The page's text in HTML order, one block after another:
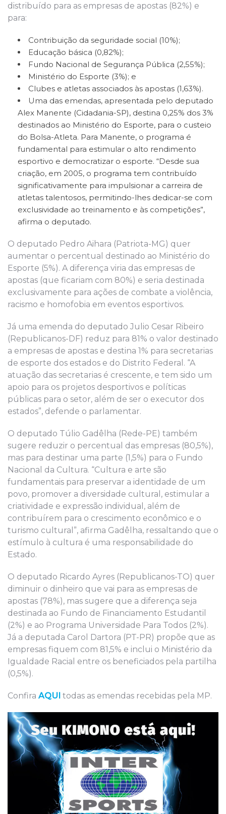
distribuído para as empresas de apostas (82%) e
para:
Contribuição da seguridade social (10%);
Educação básica (0,82%);
Fundo Nacional de Segurança Pública (2,55%);
Ministério do Esporte (3%); e
Clubes e atletas associados às apostas (1,63%).
Uma das emendas, apresentada pelo deputado
Alex Manente (Cidadania-SP), destina 0,25% dos 3%
destinados ao Ministério do Esporte, para o custeio
do Bolsa-Atleta. Para Manente, o programa é
fundamental para estimular o alto rendimento
esportivo e democratizar o esporte. “Desde sua
criação, em 2005, o programa tem contribuído
significativamente para impulsionar a carreira de
atletas talentosos, permitindo-lhes dedicar-se com
exclusividade ao treinamento e às competições”,
afirma o deputado.
O deputado Pedro Aihara (Patriota-MG) quer
aumentar o percentual destinado ao Ministério do
Esporte (5%). A diferença viria das empresas de
apostas (que ficariam com 80%) e seria destinada
exclusivamente para ações de combate a violência,
racismo e homofobia em eventos esportivos.
Já uma emenda do deputado Julio Cesar Ribeiro
(Republicanos-DF) reduz para 81% o valor destinado
a empresas de apostas e destina 1% para secretarias
de esporte dos estados e do Distrito Federal. “A
atuação das secretarias é crescente, e tem sido um
apoio para os projetos desportivos e políticas
públicas para o setor, além de ser o executor dos
estados”, defende o parlamentar.
O deputado Túlio Gadêlha (Rede-PE) também
sugere reduzir o percentual das empresas (80,5%),
mas para destinar uma parte (1,5%) para o Fundo
Nacional da Cultura. “Cultura e arte são
fundamentais para preservar a identidade de um
povo, promover a diversidade cultural, estimular a
criatividade e expressão individual, além de
contribuírem para o crescimento econômico e o
turismo cultural”, afirma Gadêlha, ressaltando que o
estímulo à cultura é uma responsabilidade do
Estado.
O deputado Ricardo Ayres (Republicanos-TO) quer
diminuir o dinheiro que vai para as empresas de
apostas (78%), mas sugere que a diferença seja
destinada ao Fundo de Financiamento Estudantil
(2%) e ao Programa Universidade Para Todos (2%).
Já a deputada Carol Dartora (PT-PR) propõe que as
empresas fiquem com 81,5% e inclui o Ministério da
Igualdade Racial entre os beneficiados pela partilha
(0,5%).
Confira AQUI todas as emendas recebidas pela MP.